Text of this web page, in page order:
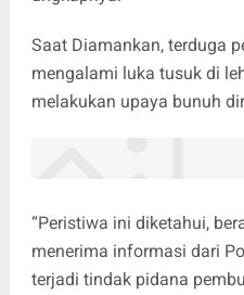
Saat Diamankan, terduga
mengalami luka tusuk di
melakukan upaya bunuh
“Peristiwa ini diketahui,
menerima informasi dari
terjadi tindak pidana